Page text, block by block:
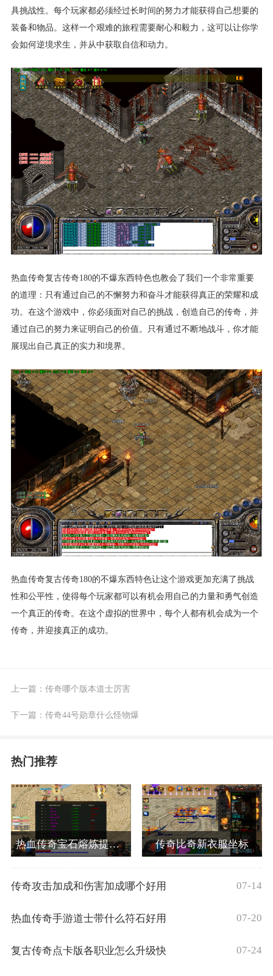
具挑战性。每个玩家都必须经过长时间的努力才能获得自己想要的
装备和物品。这样一个艰难的旅程需要耐心和毅力，这可以让你学
会如何逆境求生，并从中获取自信和动力。
热血传奇复古传奇180的不爆东西特色也教会了我们一个非常重要
的道理：只有通过自己的不懈努力和奋斗才能获得真正的荣耀和成
功。在这个游戏中，你必须面对自己的挑战，创造自己的传奇，并
通过自己的努力来证明自己的价值。只有通过不断地战斗，你才能
展现出自己真正的实力和境界。
热血传奇复古传奇180的不爆东西特色让这个游戏更加充满了挑战
性和公平性，使得每个玩家都可以有机会用自己的力量和勇气创造
一个真正的传奇。在这个虚拟的世界中，每个人都有机会成为一个
传奇，并迎接真正的成功。
上一篇： 传奇哪个版本道士厉害
下一篇： 传奇44号勋章什么怪物爆
热门推荐
热血传奇宝石熔炼提高成功率如何操作 传奇比奇新衣服坐标
传奇攻击加成和伤害加成哪个好用 07-14
热血传奇手游道士带什么符石好用 07-20
复古传奇点卡版各职业怎么升级快 07-24